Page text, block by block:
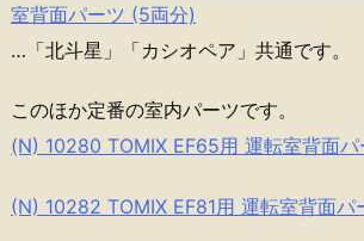
室背面パーツ (5両分)
…「北斗星」「カシオペア」共通です。
このほか定番の室内パーツです。
(N) 10280 TOMIX EF65用 運転室背面パ
(N) 10282 TOMIX EF81用 運転室背面パ